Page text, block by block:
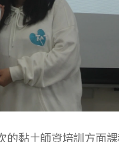
的黏土師資培訓方面